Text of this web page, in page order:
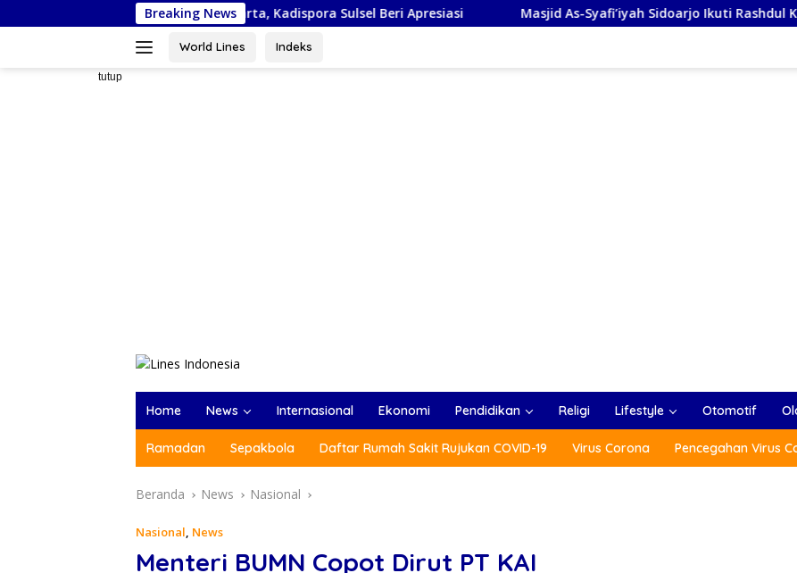
ke
Breaking News
Bela Negara di Jakarta, Kadispora Sulsel Beri Apresiasi Masjid As-Syafi’iyah Sidoarjo Ikuti Rashdul Kiblat Nasional,
World Lines Indeks
tutup
Home News Internasional Ekonomi Pendidikan Religi Lifestyle Otomotif
Ramadan Sepakbola Daftar Rumah Sakit Rujukan COVID-19 Virus Corona Pencegahan Virus
Beranda News Nasional
Nasional, News
Menteri BUMN Copot Dirut PT KAI